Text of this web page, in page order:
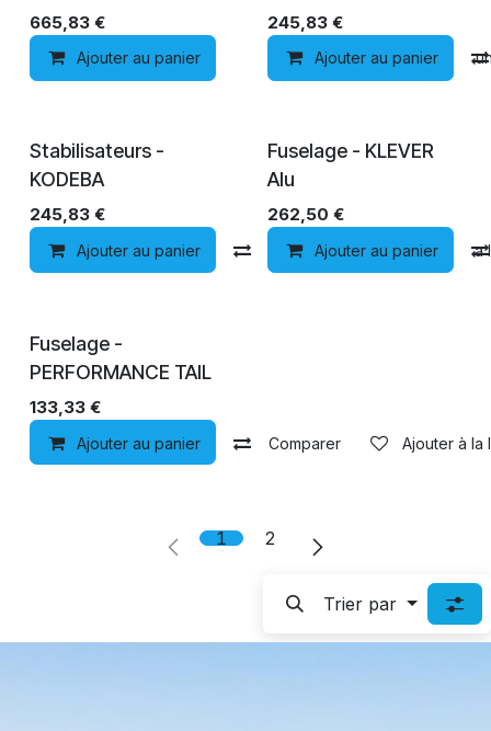
665,83 €
Ajouter au panier Ajouter à la liste de
245,83€
Ajouter au panier
Stabilisateurs -
KODEBA
245,83 €
Ajouter au panier Comparer Ajouter à la
Fuselage - KLEVER
Alu
262,50 €
Ajouter au panier
Fuselage -
PERFORMANCE TAIL
133,33 €
Ajouter au panier Comparer Ajouter à la
1 2
Trier par